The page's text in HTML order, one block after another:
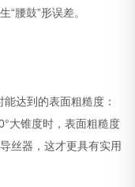
腰鼓”形误差。
达到的表面粗糙度：
大锥度时，表面粗糙度
丝器，这才更具有实用